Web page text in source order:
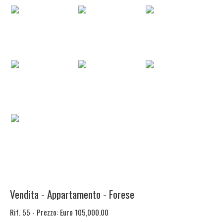
Vendita -Appartamento - Forese
Rif. 55 - Prezzo: Euro 105,000.00